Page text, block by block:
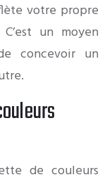
votre propre
un moyen
concevoir un
de couleurs